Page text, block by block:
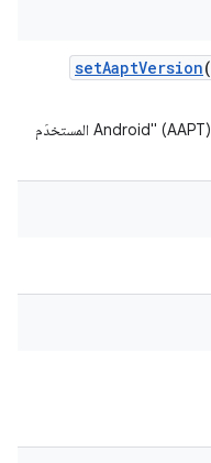
setAaptVersion(
تضبط هذه السمة إصدار "أداة معالجة أصول Android" (AAPT) المستخدَم